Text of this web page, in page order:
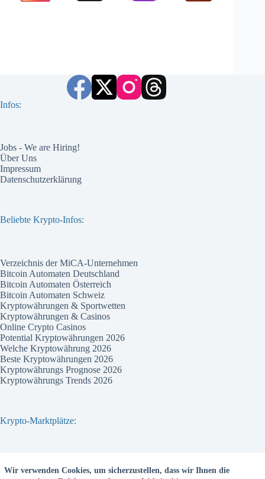
Wir verwenden Cookies, um sicherzustellen, dass wir Ihnen die
Infos:
Jobs - We are Hiring!
Über Uns
Impressum
Datenschutzerklärung
Beliebte Krypto-Infos:
Verzeichnis der MiCA-Unternehmen
Bitcoin Automaten Deutschland
Bitcoin Automaten Österreich
Bitcoin Automaten Schweiz
Kryptowährungen & Sportwetten
Kryptowährungen & Casinos
Online Crypto Casinos
Potential Kryptowährungen 2026
Welche Kryptowährung 2026
Beste Kryptowährungen 2026
Kryptowährungs Prognose 2026
Kryptowährungs Trends 2026
Krypto-Marktplätze:
Bitpanda